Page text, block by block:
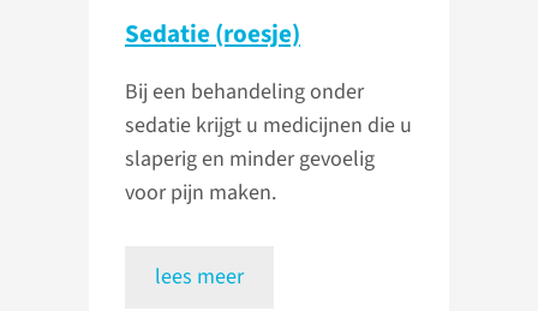
Sedatie (roesje)
Bij een behandeling onder
sedatie krijgt u medicijnen die u
slaperig en minder gevoelig
voor pijn maken.
lees meer